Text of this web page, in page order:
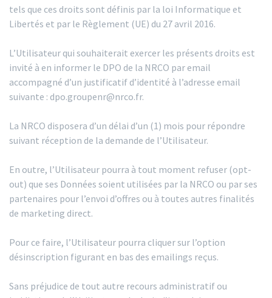
tels que ces droits sont définis par la loi Informatique et
Libertés et par le Règlement (UE) du 27 avril 2016.
L’Utilisateur qui souhaiterait exercer les présents droits est
invité à en informer le DPO de la NRCO par email
accompagné d’un justificatif d’identité à l’adresse email
suivante : dpo.groupenr@nrco.fr.
La NRCO disposera d’un délai d’un (1) mois pour répondre
suivant réception de la demande de l’Utilisateur.
En outre, l’Utilisateur pourra à tout moment refuser (opt-
out) que ses Données soient utilisées par la NRCO ou par ses
partenaires pour l’envoi d’offres ou à toutes autres finalités
de marketing direct.
Pour ce faire, l’Utilisateur pourra cliquer sur l’option
désinscription figurant en bas des emailings reçus.
Sans préjudice de tout autre recours administratif ou